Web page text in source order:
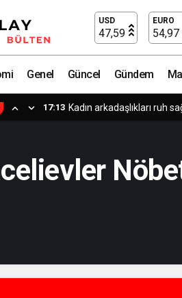
USD
47,59
EURO
54,97
Genel Güncel Gündem
17:13 Kadın arkadaşlıkları ruh